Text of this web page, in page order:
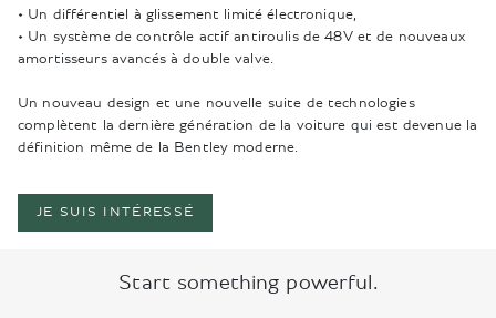
• Un différentiel à glissement limité électronique,
• Un système de contrôle actif antiroulis de 48V et de nouveaux
amortisseurs avancés à double valve.
Un nouveau design et une nouvelle suite de technologies
complètent la dernière génération de la voiture qui est devenue la
définition même de la Bentley moderne.
JE SUIS INTÉRESSÉ
Start something powerful.